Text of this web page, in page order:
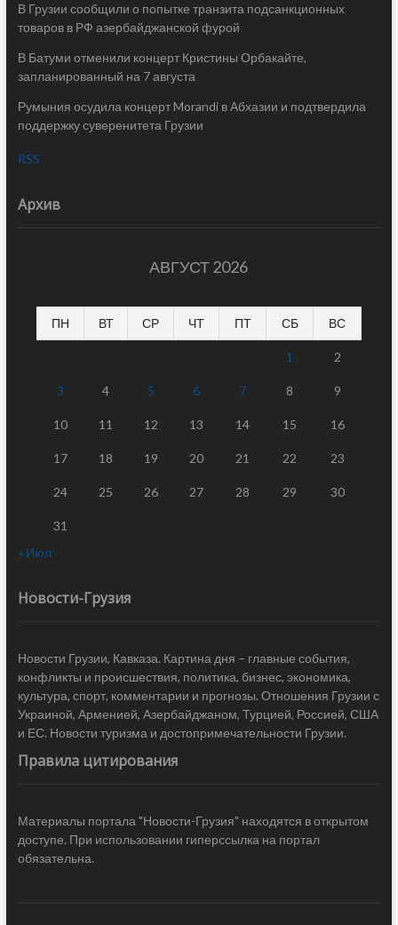
В Грузии сообщили о попытке транзита подсанкционных
товаров в РФ азербайджанской фурой
В Батуми отменили концерт Кристины Орбакайте,
запланированный на 7 августа
Румыния осудила концерт Morandi в Абхазии и подтвердила
поддержку суверенитета Грузии
RSS
Архив
АВГУСТ 2026
ПН ВТ СР ЧТ ПТ СБ ВС
1 2
3 4 5 6 7 8 9
10 11 12 13 14 15 16
17 18 19 20 21 22 23
24 25 26 27 28 29 30
31
« Июл
Новости-Грузия
Новости Грузии, Кавказа. Картина дня – главные события,
конфликты и происшествия, политика, бизнес, экономика,
культура, спорт, комментарии и прогнозы. Отношения Грузии с
Украиной, Арменией, Азербайджаном, Турцией, Россией, США
и ЕС. Новости туризма и достопримечательности Грузии.
Правила цитирования
Материалы портала "Новости-Грузия" находятся в открытом
доступе. При использовании гиперссылка на портал
обязательна.